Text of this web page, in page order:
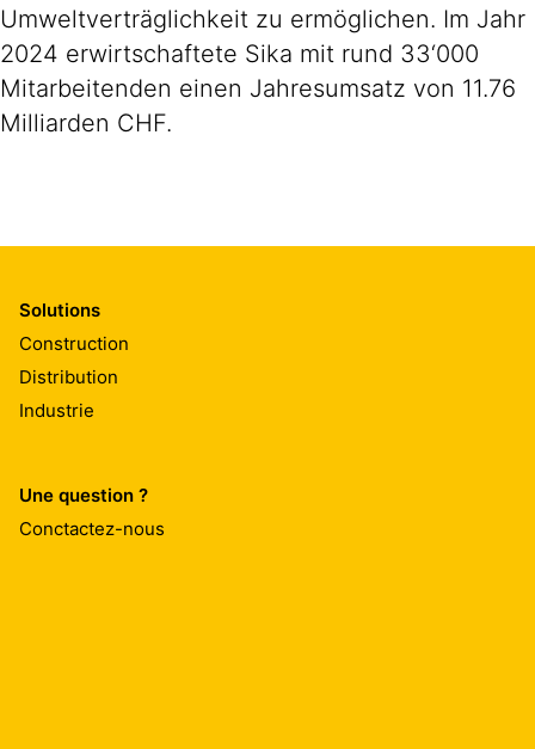
Umweltverträglichkeit zu ermöglichen. Im Jahr
2024 erwirtschaftete Sika mit rund 33‘000
Mitarbeitenden einen Jahresumsatz von 11.76
Milliarden CHF.
Solutions
Construction
Distribution
Industrie
Une question ?
Conctactez-nous